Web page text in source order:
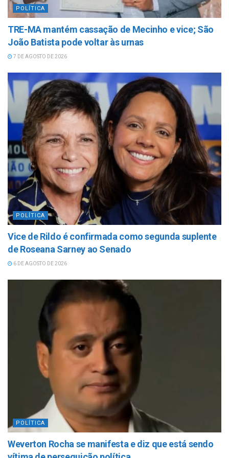
POLÍTICA
TRE-MA mantém cassação de Mecinho e vice; São
João Batista pode voltar às urnas
7 DE AGOSTO DE 2026
POLÍTICA
Vice de Rildo é confirmada como segunda suplente
de Roseana Sarney ao Senado
6 DE AGOSTO DE 2026
POLÍTICA
Weverton Rocha se manifesta e diz que está sendo